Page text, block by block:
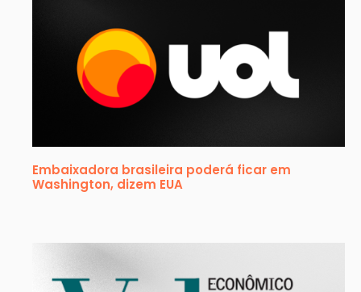
Embaixadora brasileira poderá ficar em
Washington, dizem EUA